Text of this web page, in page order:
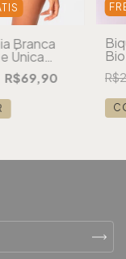
Branca
Única
R$69,90